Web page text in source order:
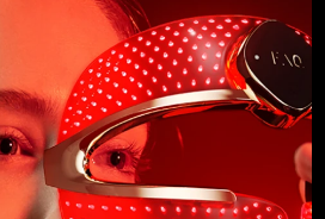
4 mini
skin, T-zone
4 go
or gym bag
护理
anti-aging skincare
设备
facelift devices
mini
therapy device for young skin
go
red light therapy
smile
sonic toothbrush
baby
0-3
aging
clinical anti-aging
202
strengthening scalp massager
肌肤年轻化
NEW
Red Light Therapy
预计送达日期8/8/26
预计送达日期8/12/26
预计送达日期 8/8/26
预计送达日期